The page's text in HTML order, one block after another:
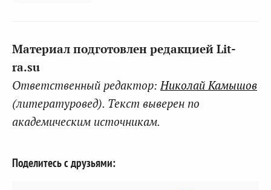
Материал подготовлен редакцией Lit-
ra.su
Ответственный редактор:Николай Камышов
(литературовед). Текст выверен по
академическим источникам.
Поделитесь с друзьями: